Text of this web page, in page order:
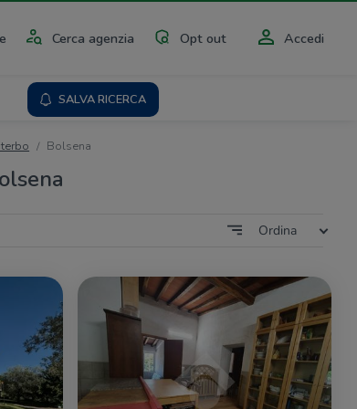
Cerca agenzia Opt out Accedi
SALVA RICERCA
Bolsena
Ordina